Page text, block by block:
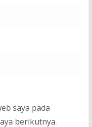
saya pada
berikutnya.